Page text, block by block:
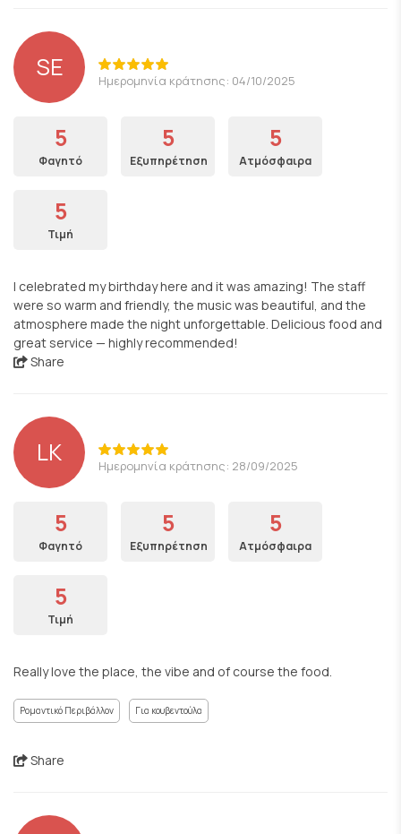
SE Ημερομηνία κράτησης: 04/10/2025
5
Φαγητό
5
Εξυπηρέτηση
5
Ατμόσφαιρα
5
Τιμή
I celebrated my birthday here and it was amazing! The staff
were so warm and friendly, the music was beautiful, and the
atmosphere made the night unforgettable. Delicious food and
great service — highly recommended!
Share
LK Ημερομηνία κράτησης: 28/09/2025
5
Φαγητό
5
Εξυπηρέτηση
5
Ατμόσφαιρα
5
Τιμή
Really love the place, the vibe and of course the food.
Ρομαντικό Περιβάλλον Για κουβεντούλα
Share